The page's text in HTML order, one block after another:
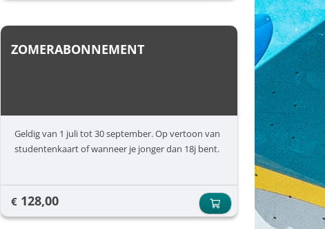
ZOMERABONNEMENT
Geldig van 1 juli tot 30 september. Op vertoon van
studentenkaart of wanneer je jonger dan 18j bent.
€ 128,00